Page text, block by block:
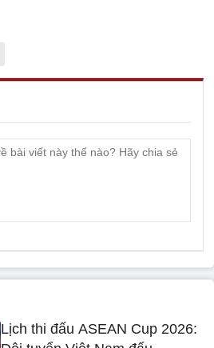
Lịch thi đấu ASEAN Cup 2026: